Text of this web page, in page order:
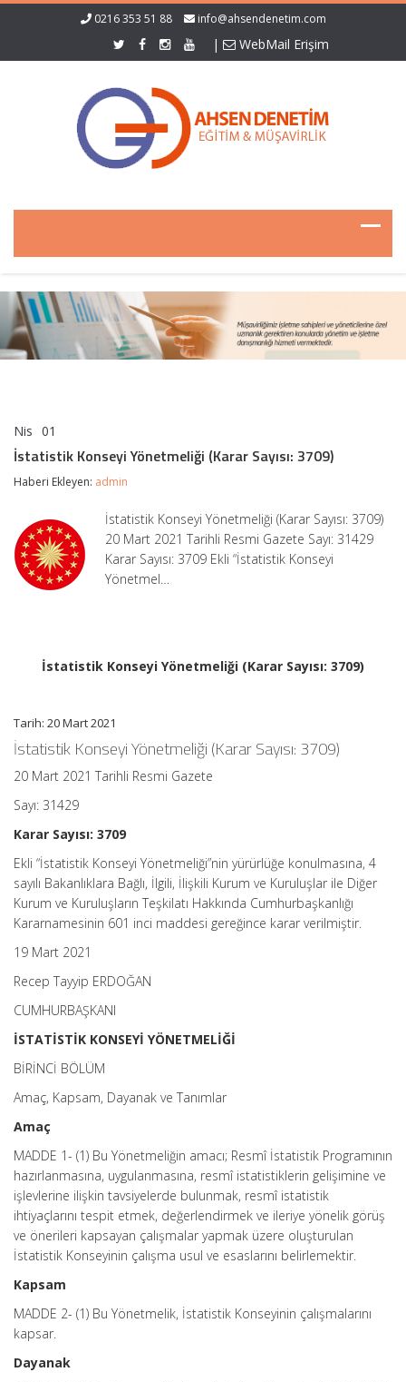
0216 353 51 88 info@ahsendenetim.com
| WebMail Erişim
Nis 01
Yönetmeliği
(Karar
İstatistik Konseyi Yönetmeliği (Karar Sayısı: 3709)
Haberi Ekleyen: admin
İstatistik Konseyi Yönetmeliği (Karar Sayısı: 3709)
20 Mart 2021 Tarihli Resmi Gazete Sayı: 31429
Karar Sayısı: 3709 Ekli “İstatistik Konseyi
Yönetmel…
İstatistik Konseyi Yönetmeliği (Karar Sayısı: 3709)
Tarih: 20 Mart 2021
İstatistik Konseyi Yönetmeliği (Karar Sayısı: 3709)
20 Mart 2021 Tarihli Resmi Gazete
Sayı: 31429
Karar Sayısı: 3709
Ekli “İstatistik Konseyi Yönetmeliği”nin yürürlüğe konulmasına, 4
sayılı Bakanlıklara Bağlı, İlgili, İlişkili Kurum ve Kuruluşlar ile Diğer
Kurum ve Kuruluşların Teşkilatı Hakkında Cumhurbaşkanlığı
Kararnamesinin 601 inci maddesi gereğince karar verilmiştir.
19 Mart 2021
Recep Tayyip ERDOĞAN
CUMHURBAŞKANI
İSTATİSTİK KONSEYİ YÖNETMELİĞİ
BİRİNCİ BÖLÜM
Amaç, Kapsam, Dayanak ve Tanımlar
Amaç
MADDE 1- (1) Bu Yönetmeliğin amacı; Resmî İstatistik Programının
hazırlanmasına, uygulanmasına, resmî istatistiklerin gelişimine ve
işlevlerine ilişkin tavsiyelerde bulunmak, resmî istatistik
ihtiyaçlarını tespit etmek, değerlendirmek ve ileriye yönelik görüş
ve önerileri kapsayan çalışmalar yapmak üzere oluşturulan
İstatistik Konseyinin çalışma usul ve esaslarını belirlemektir.
Kapsam
MADDE 2- (1) Bu Yönetmelik, İstatistik Konseyinin çalışmalarını
kapsar.
Dayanak